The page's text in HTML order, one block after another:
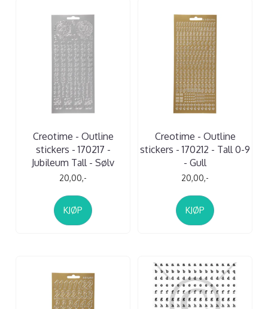
Creotime - Outline
stickers - 170217 -
Jubileum Tall - Sølv
20,00,-
KJØP
Creotime - Outline
stickers - 170212 - Tall 0-9
- Gull
20,00,-
KJØP